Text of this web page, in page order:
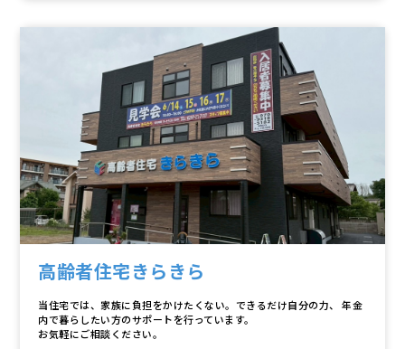
高齢者住宅きらきら
当住宅では、家族に負担をかけたくない。できるだけ自分の力、 年金
内で暮らしたい方のサポートを行っています。
お気軽にご相談ください。